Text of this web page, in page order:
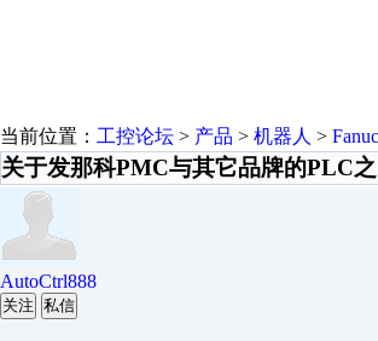
当前位置： 工控论坛 > 产品 > 机器人 >
关于发那科PMC与其它品牌的PLC
AutoCtrl888
关注 私信